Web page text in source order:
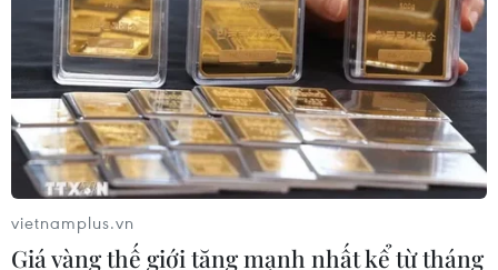
U15 Đông Nam Á 2019
30/07/2019 00:25
Văn Phong, Văn Quỳ đã thay nhau lập công để giúp
U15 Việt Nam đánh bại U15 Philippines 3-1 ở lượt trận thứ
2 giải U15 Đông Nam Á 2019.
vietnamplus.vn
Giá vàng thế giới tăng mạnh nhất kể từ tháng